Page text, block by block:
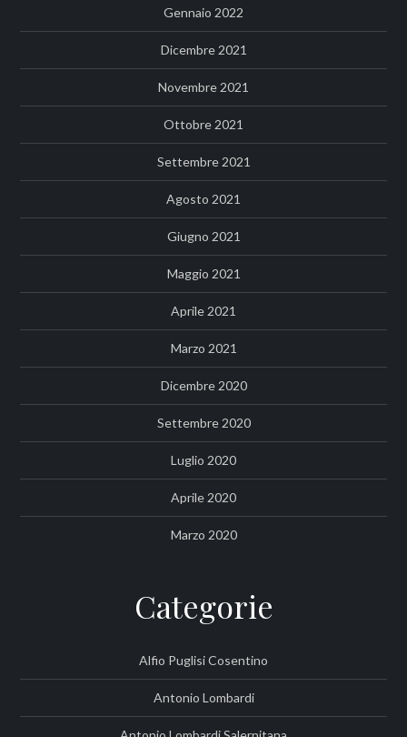
Gennaio 2022
Dicembre 2021
Novembre 2021
Ottobre 2021
Settembre 2021
Agosto 2021
Giugno 2021
Maggio 2021
Aprile 2021
Marzo 2021
Dicembre 2020
Settembre 2020
Luglio 2020
Aprile 2020
Marzo 2020
Categorie
Alfio Puglisi Cosentino
Antonio Lombardi